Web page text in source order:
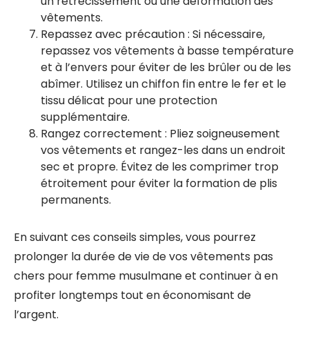
vêtements.
Repassez avec précaution : Si nécessaire,
repassez vos vêtements à basse température
et à l’envers pour éviter de les brûler ou de les
abîmer. Utilisez un chiffon fin entre le fer et le
tissu délicat pour une protection
supplémentaire.
Rangez correctement : Pliez soigneusement
vos vêtements et rangez-les dans un endroit
sec et propre. Évitez de les comprimer trop
étroitement pour éviter la formation de plis
permanents.
En suivant ces conseils simples, vous pourrez
prolonger la durée de vie de vos vêtements pas
chers pour femme musulmane et continuer à en
profiter longtemps tout en économisant de
l’argent.